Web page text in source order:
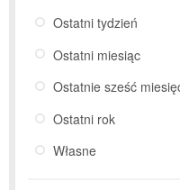
Ostatni tydzień
Ostatni miesiąc
Ostatnie sześć
Ostatni rok
Własne